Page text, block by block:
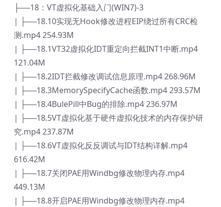
├──18：VT虚拟化基础入门(WIN7)-3
| ├──18.10实现无Hook修改进程EIP绕过所有CRC检
测.mp4 254.93M
| ├──18.1VT32虚拟化IDT重定向拦截INT1中断.mp4
121.04M
| ├──18.2IDT拦截修改调试信息原理.mp4 268.96M
| ├──18.3MemorySpecifyCache函数.mp4 293.57M
| ├──18.4BulePill中Bug的排除.mp4 236.97M
| ├──18.5VT虚拟化基于硬件虚拟化技术的内存保护研
究.mp4 237.87M
| ├──18.6VT虚拟化反反调试与IDT结构详解.mp4
616.42M
| ├──18.7关闭PAE用Windbg修改物理内存.mp4
449.13M
| ├──18.8开启PAE用Windbg修改物理内存.mp4